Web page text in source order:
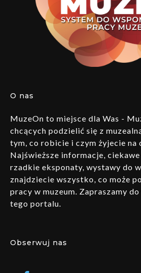
O nas
MuzeOn to miejsce dla Was -
chcących podzielić się z
tym, co robicie i czym żyjecie na
Najświeższe informacje, ciekawe
rzadkie eksponaty, wystawy do
znajdziecie wszystko, co może
pracy w muzeum. Zapraszamy
tego portalu.
Obserwuj nas